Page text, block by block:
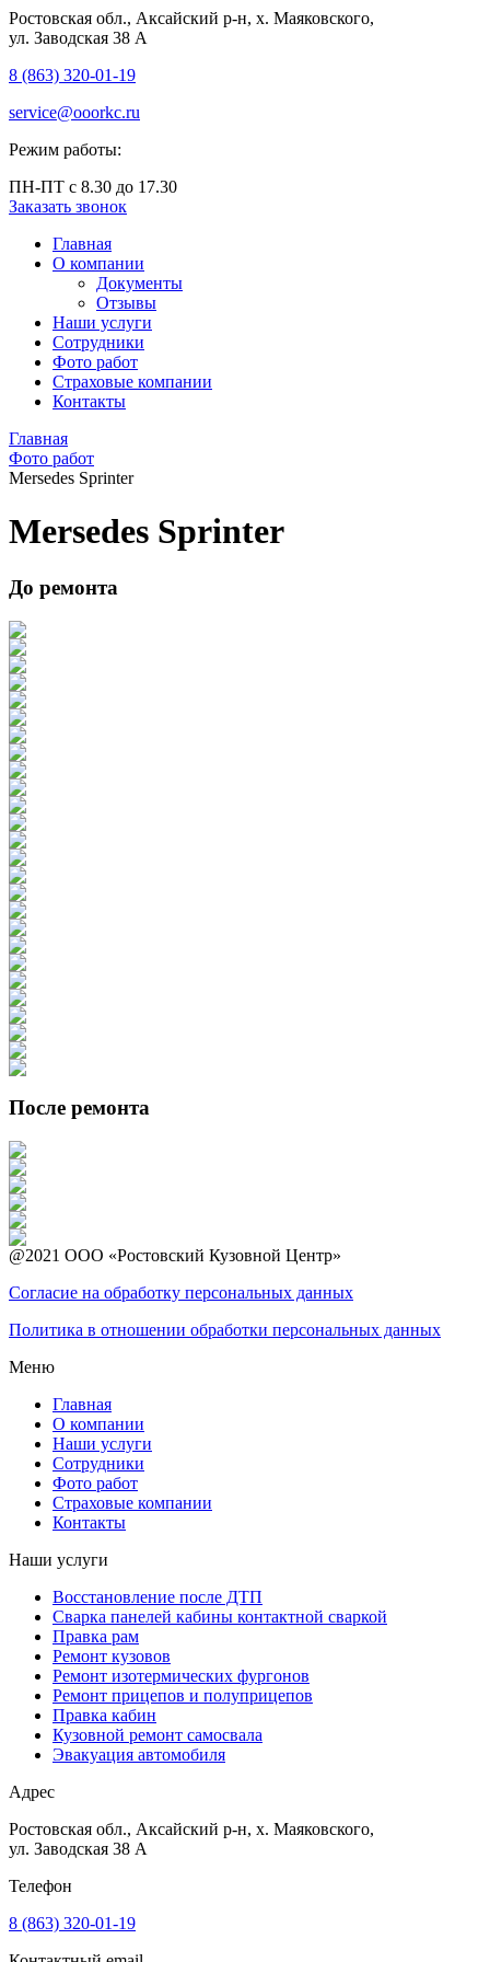
Ростовская обл., Аксайский р-н, х. Маяковского,
ул. Заводская 38 А
8 (863) 320‑01‑19
service@ooorkc.ru
Режим работы:
ПН-ПТ с 8.30 до 17.30
Заказать звонок
Главная
О компании
Документы
Отзывы
Наши услуги
Сотрудники
Фото работ
Страховые компании
Контакты
Главная
Фото работ
Mersedes Sprinter
Mersedes Sprinter
До ремонта
После ремонта
@2021 ООО «Ростовский Кузовной Центр»
Согласие на обработку персональных данных
Политика в отношении обработки персональных данных
Меню
Главная
О компании
Наши услуги
Сотрудники
Фото работ
Страховые компании
Контакты
Наши услуги
Восстановление после ДТП
Сварка панелей кабины контактной сваркой
Правка рам
Ремонт кузовов
Ремонт изотермических фургонов
Ремонт прицепов и полуприцепов
Правка кабин
Кузовной ремонт самосвала
Эвакуация автомобиля
Адрес
Ростовская обл., Аксайский р-н, х. Маяковского,
ул. Заводская 38 А
Телефон
8 (863) 320‑01‑19